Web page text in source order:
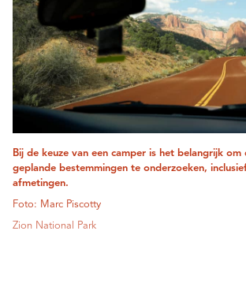
Bij de keuze van een camper is het belangrijk
geplande bestemmingen te onderzoeken,
afmetingen.
Foto: Marc Piscotty
Zion National Park